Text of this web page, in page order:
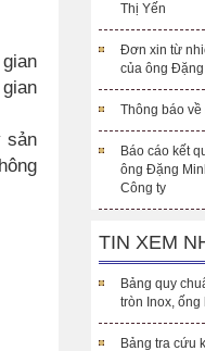
Thị Yến
Đơn xin từ
của ông
Thông báo
Báo cáo kết
ông Đặng
Công ty
TIN XEM
Bảng quy
tròn Inox, ống
Bảng tra cứu